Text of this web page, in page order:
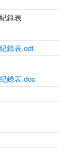
錄表
錄表.odt
錄表.doc